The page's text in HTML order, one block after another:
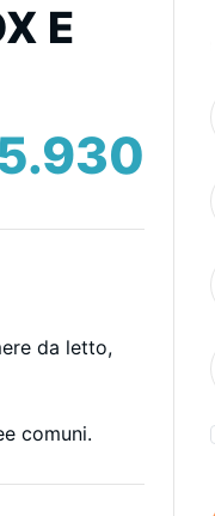
E
da letto,
comuni.